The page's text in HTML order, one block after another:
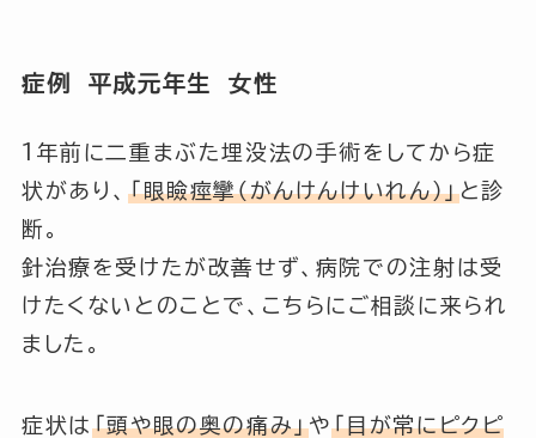
症例 平成元年生 女性
1年前に二重まぶた埋没法の手術をしてから症
状があり、
「眼瞼痙攣（がんけんけいれん）」と診
断。
針治療を受けたが改善せず、病院での注射は受
けたくないとのことで、こちらにご相談に来られ
ました。
症状は 「頭や眼の奥の痛み」や「目が常にピクピ